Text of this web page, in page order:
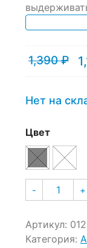
ratings
1,390₽
1,390 ₽.
Текущая
Нет на
Цвет
- +
Артикул:
Категория: